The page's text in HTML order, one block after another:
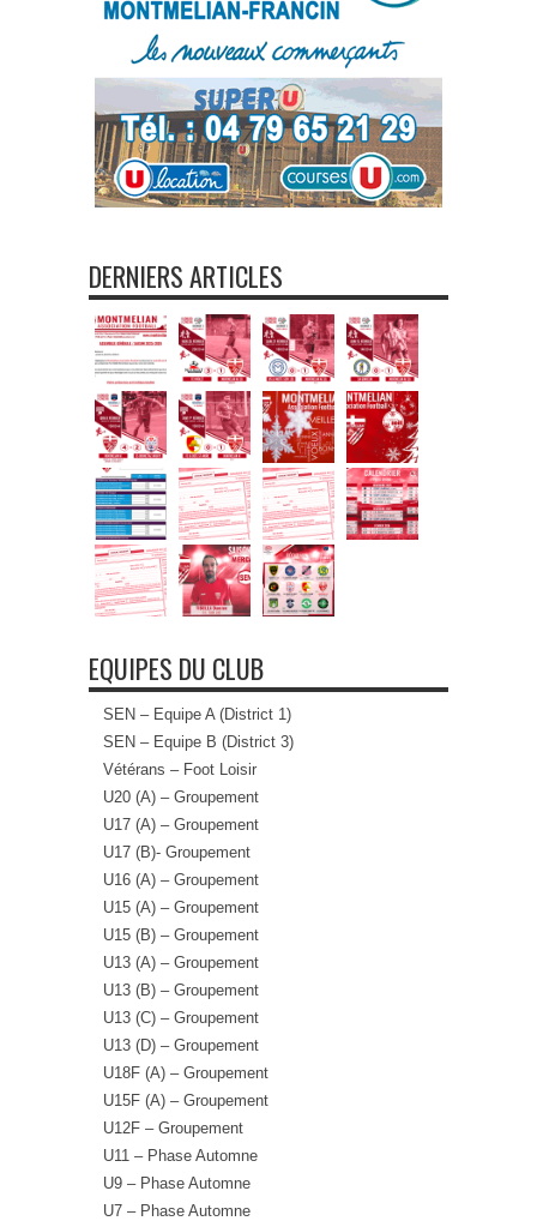
DERNIERS ARTICLES
EQUIPES DU CLUB
SEN – Equipe A (District 1)
SEN – Equipe B (District 3)
Vétérans – Foot Loisir
U20 (A) – Groupement
U17 (A) – Groupement
U17 (B)- Groupement
U16 (A) – Groupement
U15 (A) – Groupement
U15 (B) – Groupement
U13 (A) – Groupement
U13 (B) – Groupement
U13 (C) – Groupement
U13 (D) – Groupement
U18F (A) – Groupement
U15F (A) – Groupement
U12F – Groupement
U11 – Phase Automne
U9 – Phase Automne
U7 – Phase Automne